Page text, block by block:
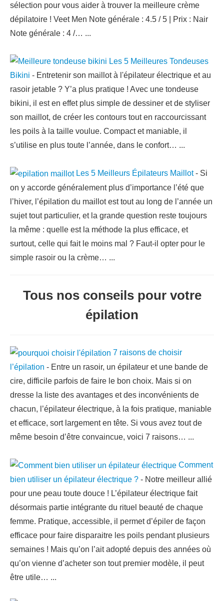
sélection pour vous aider à trouver la meilleure crème
dépilatoire ! Veet Men Note générale : 4.5 / 5 | Prix : Nair
Note générale : 4 /… ...
Les 5 Meilleures Tondeuses
Bikini - Entretenir son maillot à l'épilateur électrique et au
rasoir jetable ? Y’a plus pratique ! Avec une tondeuse
bikini, il est en effet plus simple de dessiner et de styliser
son maillot, de créer les contours tout en raccourcissant
les poils à la taille voulue. Compact et maniable, il
s’utilise en plus toute l’année, dans le confort… ...
Les 5 Meilleurs Épilateurs Maillot - Si
on y accorde généralement plus d’importance l’été que
l’hiver, l’épilation du maillot est tout au long de l’année un
sujet tout particulier, et la grande question reste toujours
la même : quelle est la méthode la plus efficace, et
surtout, celle qui fait le moins mal ? Faut-il opter pour le
simple rasoir ou la crème… ...
Tous nos conseils pour votre
épilation
7 raisons de choisir
l’épilation - Entre un rasoir, un épilateur et une bande de
cire, difficile parfois de faire le bon choix. Mais si on
dresse la liste des avantages et des inconvénients de
chacun, l’épilateur électrique, à la fois pratique, maniable
et efficace, sort largement en tête. Si vous avez tout de
même besoin d’être convaincue, voici 7 raisons… ...
Comment
bien utiliser un épilateur électrique ? - Notre meilleur allié
pour une peau toute douce ! L’épilateur électrique fait
désormais partie intégrante du rituel beauté de chaque
femme. Pratique, accessible, il permet d’épiler de façon
efficace pour faire disparaitre les poils pendant plusieurs
semaines ! Mais qu’on l’ait adopté depuis des années où
qu’on vienne d’acheter son tout premier modèle, il peut
être utile… ...